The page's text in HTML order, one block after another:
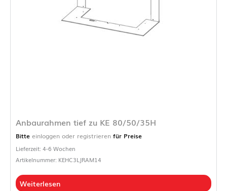
Anbaurahmen tief zu KE 80/50/35H
Bitte einloggen oder registrieren für Preise
Lieferzeit: 4-6 Wochen
Artikelnummer: KEHC3LJRAM14
Weiterlesen